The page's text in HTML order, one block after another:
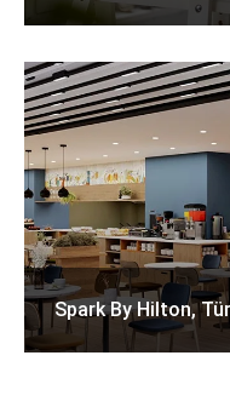
Spark By Hilton,